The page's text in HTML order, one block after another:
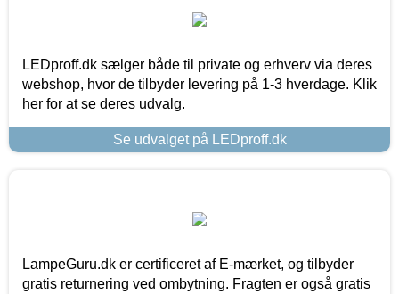
LEDproff.dk sælger både til private og erhverv via deres
webshop, hvor de tilbyder levering på 1-3 hverdage. Klik
her for at se deres udvalg.
Se udvalget på LEDproff.dk
LampeGuru.dk er certificeret af E-mærket, og tilbyder
gratis returnering ved ombytning. Fragten er også gratis